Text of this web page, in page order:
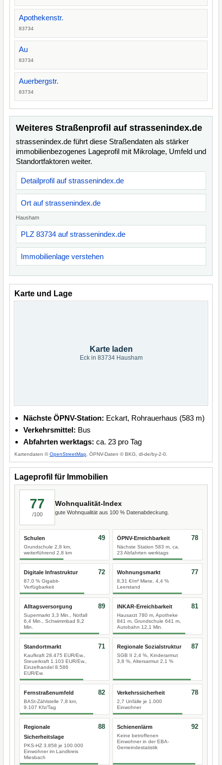
Apothekenstr.
83734
Au
83734
Auerbergstr.
83734
Weiteres Straßenprofil auf strassenindex.de
strassenindex.de führt diese Straßendaten als stärker
immobilienbezogenes Lageprofil mit Mikrolage, Umfeld und
Standortfaktoren weiter.
Detailprofil auf strassenindex.de
Ort auf strassenindex.de
Hausham
PLZ 83734 auf strassenindex.de
Immobilienlage verstehen
Karte und Lage
Karte laden
Eck in 83734 Hausham
Nächste ÖPNV-Station: Eckart, Rohrauerhaus (583 m)
Verkehrsmittel: Bus
Abfahrten werktags: ca. 23 pro Tag
Kartendaten ©OpenStreetMap , ÖPNV-Daten © BKG, dl-de/by-2-0.
Lageprofil für Immobilien
77
/100
Wohnqualität-Index
gute Wohnqualität aus 100 % Datenabdeckung.
Schulen
Grundschule 2,8 km,
weiterführend 2,8 km
49 ÖPNV-Erreichbarkeit
Nächste Station 583 m, ca.
23 Abfahrten werktags
78
Digitale Infrastruktur
87,0 % Gigabit-
Verfügbarkeit
72 Wohnungsmarkt
8,31 €/m² Miete, 4,4 %
Leerstand
77
Alltagsversorgung
Supermarkt 3,3 Min., Notfall
6,4 Min., Schwimmbad 8,2
Min.
89 INKAR-Erreichbarkeit
Hausarzt 780 m, Apotheke
841 m, Grundschule 641 m,
Autobahn 12,1 Min.
81
Standortmarkt
Kaufkraft 28.475 EUR/Ew.,
Steuerkraft 1.103 EUR/Ew.,
Einzelhandel 8.586
EUR/Ew.
71 Regionale Sozialstruktur
SGB II 2,4 %, Kinderarmut
3,8 %, Altersarmut 2,1 %
87
Fernstraßenumfeld
BASt-Zählstelle 7,8 km,
9.107 Kfz/Tag
82 Verkehrssicherheit
2,7 Unfälle je 1.000
Einwohner
78
Regionale
Sicherheitslage
PKS-HZ 3.858 je 100.000
Einwohner im Landkreis
Miesbach
88 Schienenlärm
Keine betroffenen
Einwohner in der EBA-
Gemeindestatistik
92